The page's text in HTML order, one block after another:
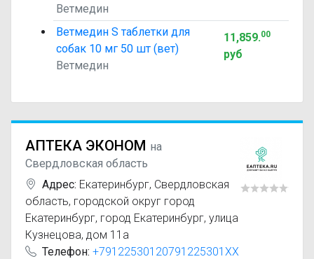
Ветмедин
Ветмедин S таблетки для
собак 10 мг 50 шт (вет)
Ветмедин
11,859.00
руб
АПТЕКА ЭКОНОМ на
Свердловская область
Адрес: Екатеринбург, Свердловская
область, городской округ город
Екатеринбург, город Екатеринбург, улица
Кузнецова, дом 11а
Телефон: +79122530120791225301XX